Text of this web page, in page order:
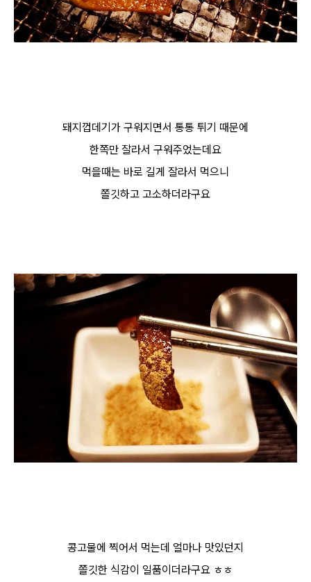
돼지껍데기가 구워지면서 통통 튀기 때문에
한쪽만 잘라서 구워주었는데요
먹을때는 바로 길게 잘라서 먹으니
쫄깃하고 고소하더라구요
콩고물에 찍어서 먹는데 얼마나 맛있던지
쫄깃한 식감이 일품이더라구요 ㅎㅎ